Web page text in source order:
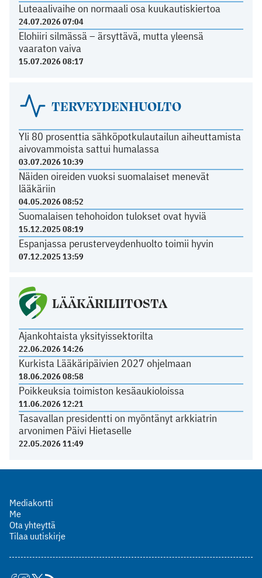
Luteaalivaihe on normaali osa kuukautiskiertoa
24.07.2026 07:04
Elohiiri silmässä – ärsyttävä, mutta yleensä
vaaraton vaiva
15.07.2026 08:17
TERVEYDENHUOLTO
Yli 80 prosenttia sähköpotkulautailun aiheuttamista
aivovammoista sattui humalassa
03.07.2026 10:39
Näiden oireiden vuoksi suomalaiset menevät
lääkäriin
04.05.2026 08:52
Suomalaisen tehohoidon tulokset ovat hyviä
15.12.2025 08:19
Espanjassa perusterveydenhuolto toimii hyvin
07.12.2025 13:59
LÄÄKÄRILIITOSTA
Ajankohtaista yksityissektorilta
22.06.2026 14:26
Kurkista Lääkäripäivien 2027 ohjelmaan
18.06.2026 08:58
Poikkeuksia toimiston kesäaukioloissa
11.06.2026 12:21
Tasavallan presidentti on myöntänyt arkkiatrin
arvonimen Päivi Hietaselle
22.05.2026 11:49
Mediakortti
Me
Ota yhteyttä
Tilaa uutiskirje